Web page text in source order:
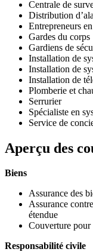
Centrale de
Distribution
Entrepreneurs
Gardes du corps
Gardiens de
Installation de
Installation de
Installation de
Plomberie et
Serrurier
Spécialiste en
Service de
Aperçu des
Biens
Assurance des
Assurance
étendue
Couverture pour
Responsabilité civile